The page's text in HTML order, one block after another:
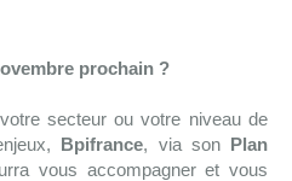
prochain ?
secteur ou votre niveau de
Bpifrance, via son Plan
vous accompagner et vous